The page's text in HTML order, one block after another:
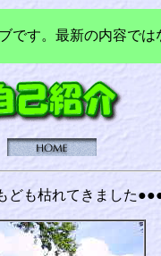
です。最新の内容で
ども枯れてきました